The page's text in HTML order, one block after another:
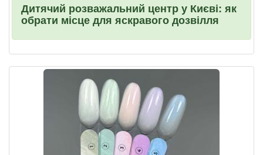
Дитячий розважальний центр у Києві: як
обрати місце для яскравого дозвілля